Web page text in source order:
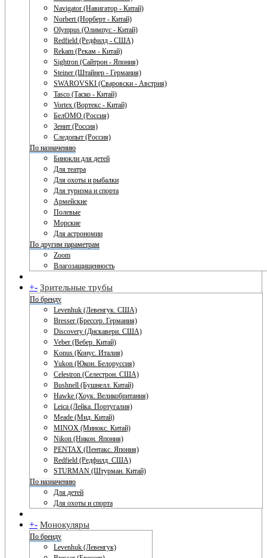
Navigator (Навигатор - Китай)
Norbert (Норберт - Китай)
Olympus (Олимпус - Китай)
Redfield (Редфилд - США)
Rekam (Рекам - Китай)
Sightron (Сайтрон - Япония)
Steiner (Штайнер - Германия)
SWAROVSKI (Сваровски - Австрия)
Tasco (Таско - Китай)
Vortex (Вортекс - Китай)
БелОМО (Россия)
Зенит (Россия)
Следопыт (Россия)
По назначению
Бинокли для детей
Для театра
Для охоты и рыбалки
Для туризма и спорта
Армейские
Полевые
Морские
Для астрономии
По другим параметрам
Zoom
Влагозащищенность
+- Зрительные трубы
По бренду
Levenhuk (Левенгук. США)
Bresser (Брессер. Германия)
Discovery (Дискавери. США)
Veber (Вебер. Китай)
Konus (Конус. Италия)
Yukon (Юкон. Белоруссия)
Celestron (Селестрон. США)
Bushnell (Бушнелл. Китай)
Hawke (Хоук. Великобритания)
Leica (Лейка. Португалия)
Meade (Мид. Китай)
MINOX (Минокс. Китай)
Nikon (Никон. Япония)
PENTAX (Пентакс. Япония)
Redfield (Редфилд. США)
STURMAN (Штурман. Китай)
По назначению
Для детей
Для охоты и спорта
+- Монокуляры
По бренду
Levenhuk (Левенгук)